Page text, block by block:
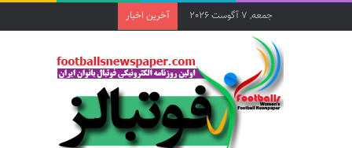
جمعه, 7 آگوست 2026 آخرین اخبار